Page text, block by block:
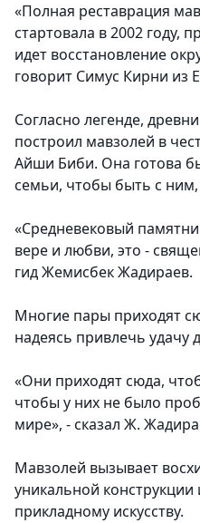
«Полная реставрация
стартовала в 2002 году,
идет восстановление
говорит Симус Кирни из
Согласно легенде,
построил мавзолей в
Айши Биби. Она готова
семьи, чтобы быть с ним,
«Средневековый
вере и любви, это -
гид Жемисбек Жадираев.
Многие пары приходят
надеясь привлечь удачу
«Они приходят сюда,
чтобы у них не было
мире», - сказал Ж.
Мавзолей вызывает
уникальной конструкции
прикладному искусству.